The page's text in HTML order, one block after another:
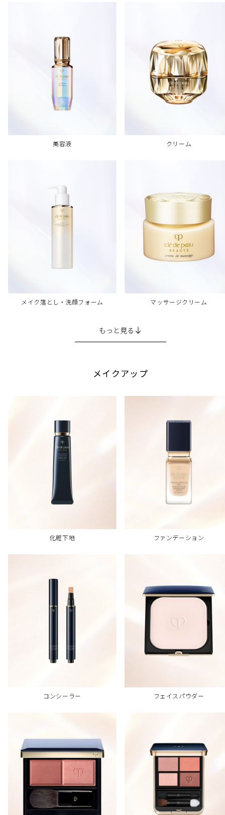
美容液 クリーム
メイク落とし・洗顔フォーム マッサージクリーム
もっと見る
メイクアップ
化粧下地 ファンデーション
コンシーラー フェイスパウダー